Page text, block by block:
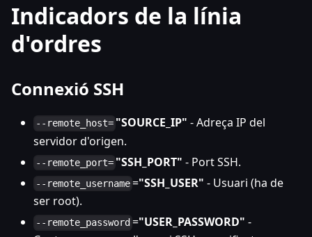
Indicadors de la línia
d'ordres
Connexió SSH
--remote_host= "SOURCE_IP" - Adreça IP del
servidor d'origen.
--remote_port= "SSH_PORT" - Port SSH.
--remote_username ="SSH_USER" - Usuari (ha de
ser root).
--remote_password ="USER_PASSWORD" -